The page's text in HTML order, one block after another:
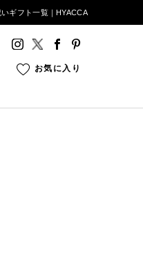
ギフト一覧｜HYACCA
お気に入り